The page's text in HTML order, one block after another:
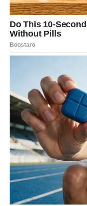
osmijeh
Ciganske karte
Moguće je da ćete
poziv koji će vas
povezana sa poslom,
dugo želite ostvariti.
Nakon toga
sigurnost u svoje
Obratite pažnju na